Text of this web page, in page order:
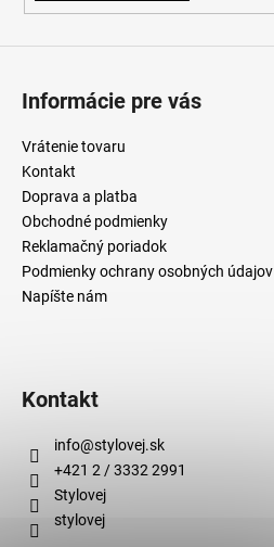
Informácie pre vás
Vrátenie tovaru
Kontakt
Doprava a platba
Obchodné podmienky
Reklamačný poriadok
Podmienky ochrany osobných údajov
Napíšte nám
Kontakt
info@stylovej.sk
+421 2 / 3332 2991
Stylovej
stylovej